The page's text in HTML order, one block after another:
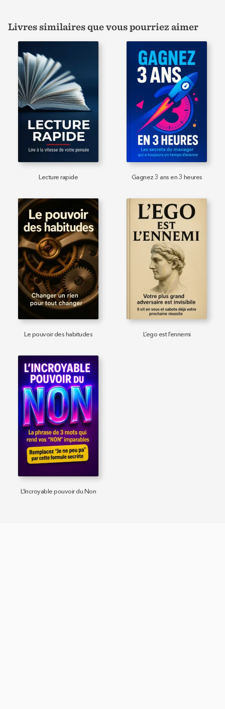
Livres similaires que vous pourriez aimer
Lecture rapide Gagnez 3 ans en 3 heures
Le pouvoir des habitudes L’ego est l’ennemi
L’Incroyable pouvoir du Non